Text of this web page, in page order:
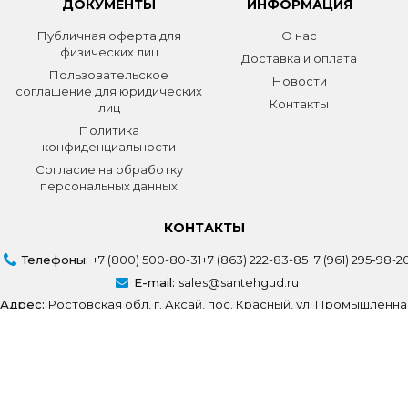
ДОКУМЕНТЫ
Публичная оферта для
физических лиц
Пользовательское
соглашение для юридических
лиц
Политика
конфиденциальности
Согласие на обработку
персональных данных
ИНФОРМАЦИЯ
О нас
Доставка и оплата
Новости
Контакты
КОНТАКТЫ
Телефоны: +7 (800) 500-80-31+7 (863) 222-83-85+7 (961) 295-98-
E-mail: sales@santehgud.ru
Адрес: Ростовская обл, г. Аксай, пос. Красный, ул.